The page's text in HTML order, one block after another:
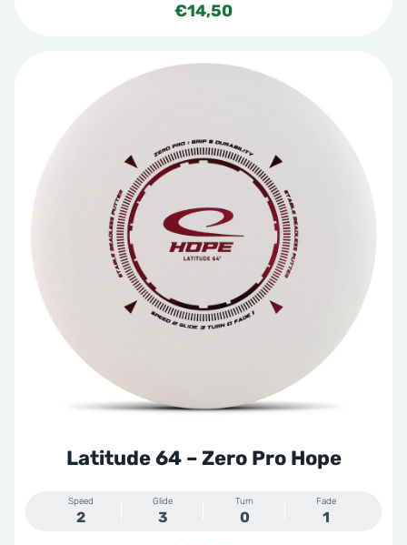
€14,50
Latitude 64 – Zero Pro Hope
Speed
2
Glide
3
Turn
0
Fade
1